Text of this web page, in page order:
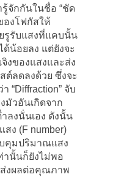
จักกันในชื่อ “ชัด
องโฟกัสให้
รูรับแสงที่แคบนั้น
ด้น้อยลง แต่ยังจะ
งของแสงและส่ง
ต์ลดลงด้วย ซึ่งจะ
“Diffraction” จับ
มัวอันเกิดจาก
ลงนั่นเอง ดังนั้น
ง (F number)
บคุมปริมาณแสง
านั้นก็ยังไม่พอ
งผลต่อคุณภาพ